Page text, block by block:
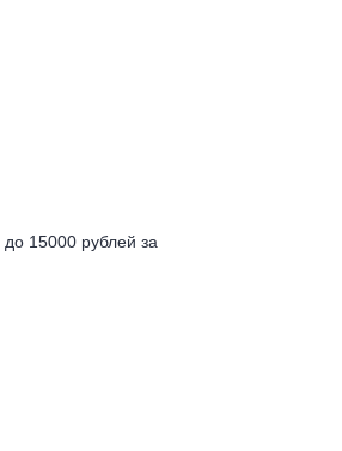
15000 рублей за